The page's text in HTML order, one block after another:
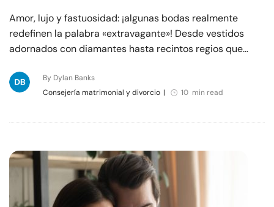
© Copyright 2026. Todos los derechos reservados.
Amor, lujo y fastuosidad: ¡algunas bodas realmente
redefinen la palabra «extravagante»! Desde vestidos
adornados con diamantes hasta recintos regios que…
By Dylan Banks
Consejería matrimonial y divorcio | 10 min read